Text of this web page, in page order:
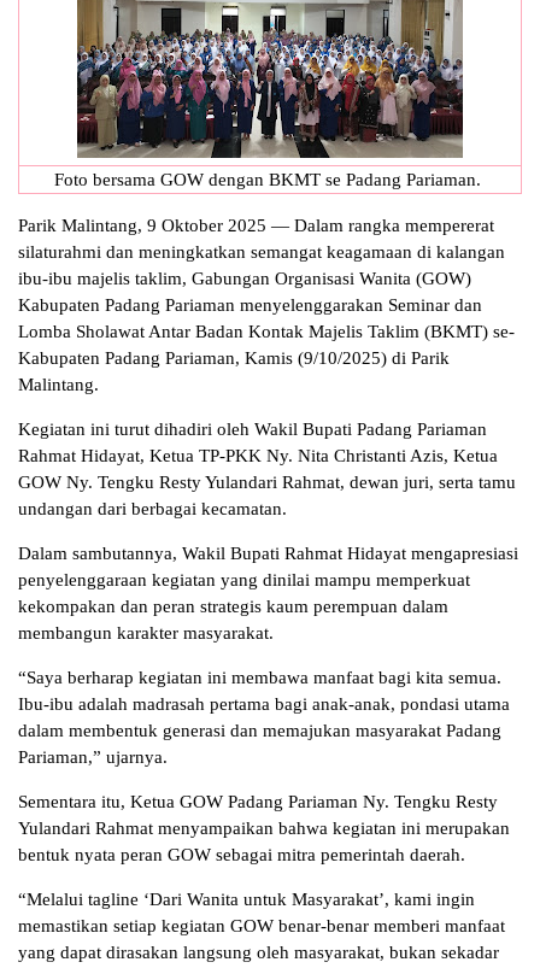
Foto bersama GOW dengan BKMT se Padang Pariaman.
Parik Malintang, 9 Oktober 2025 — Dalam rangka mempererat
silaturahmi dan meningkatkan semangat keagamaan di kalangan
ibu-ibu majelis taklim, Gabungan Organisasi Wanita (GOW)
Kabupaten Padang Pariaman menyelenggarakan Seminar dan
Lomba Sholawat Antar Badan Kontak Majelis Taklim (BKMT) se-
Kabupaten Padang Pariaman, Kamis (9/10/2025) di Parik
Malintang.
Kegiatan ini turut dihadiri oleh Wakil Bupati Padang Pariaman
Rahmat Hidayat, Ketua TP-PKK Ny. Nita Christanti Azis, Ketua
GOW Ny. Tengku Resty Yulandari Rahmat, dewan juri, serta tamu
undangan dari berbagai kecamatan.
Dalam sambutannya, Wakil Bupati Rahmat Hidayat mengapresiasi
penyelenggaraan kegiatan yang dinilai mampu memperkuat
kekompakan dan peran strategis kaum perempuan dalam
membangun karakter masyarakat.
“Saya berharap kegiatan ini membawa manfaat bagi kita semua.
Ibu-ibu adalah madrasah pertama bagi anak-anak, pondasi utama
dalam membentuk generasi dan memajukan masyarakat Padang
Pariaman,” ujarnya.
Sementara itu, Ketua GOW Padang Pariaman Ny. Tengku Resty
Yulandari Rahmat menyampaikan bahwa kegiatan ini merupakan
bentuk nyata peran GOW sebagai mitra pemerintah daerah.
“Melalui tagline ‘Dari Wanita untuk Masyarakat’, kami ingin
memastikan setiap kegiatan GOW benar-benar memberi manfaat
yang dapat dirasakan langsung oleh masyarakat, bukan sekadar